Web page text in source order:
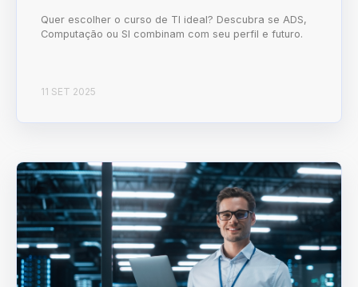
Quer escolher o curso de TI ideal? Descubra se ADS,
Computação ou SI combinam com seu perfil e futuro.
11 SET 2025